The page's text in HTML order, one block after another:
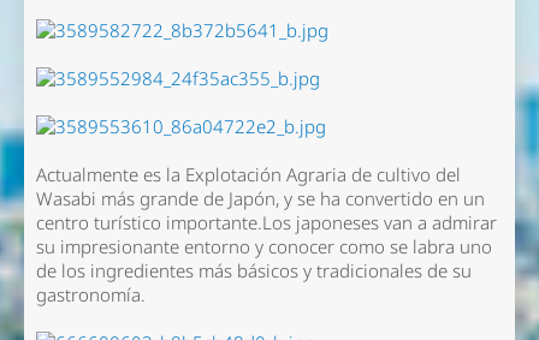
Actualmente es la Explotación Agraria de cultivo del
Wasabi más grande de Japón, y se ha convertido en un
centro turístico importante.Los japoneses van a admirar
su impresionante entorno y conocer como se labra uno
de los ingredientes más básicos y tradicionales de su
gastronomía.